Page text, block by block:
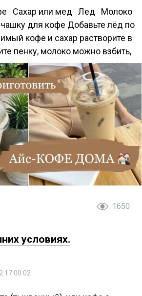
Сахар или мед Лед Молоко
для кофе Добавьте лёд по
кофе и сахар растворите в
пенку, молоко можно взбить,
1650
условиях.
17:00:02